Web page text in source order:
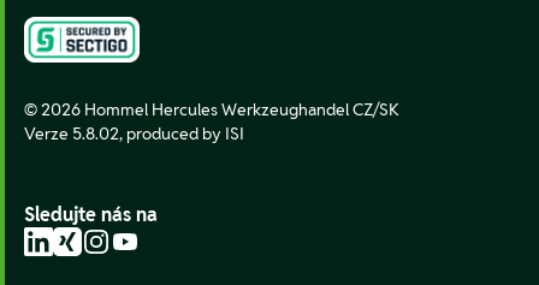
© 2026 Hommel Hercules Werkzeughandel CZ/SK
Verze 5.8.02, produced by ISI
Sledujte nás na
LinkedIn
XingInstagram
YouTube